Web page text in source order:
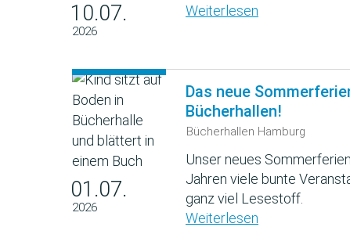
10.07.
2026
Weiterlesen
01.07.
2026
Das neue
Bücherhallen!
Bücherhallen Hamburg
Unser neues
Jahren viele bunte
ganz viel Lesestoff.
Weiterlesen